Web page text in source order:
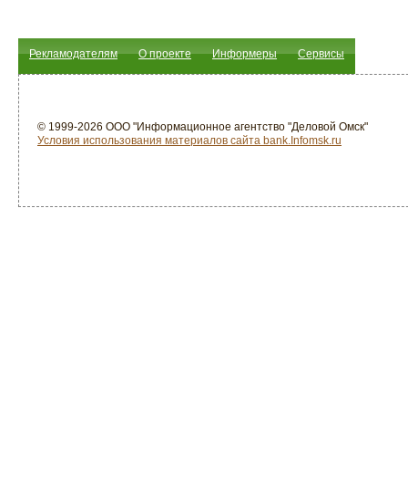
Рекламодателям О проекте Информеры Сервисы
© 1999-2026 ООО "Информационное агентство "Деловой Омск"
Условия использования материалов сайта bank.Infomsk.ru